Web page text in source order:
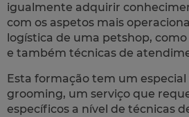
igualmente adquirir
com os aspetos mais
logística de uma petshop,
e também técnicas de
Esta formação tem um
grooming, um serviço que
específicos a nível de técnicas